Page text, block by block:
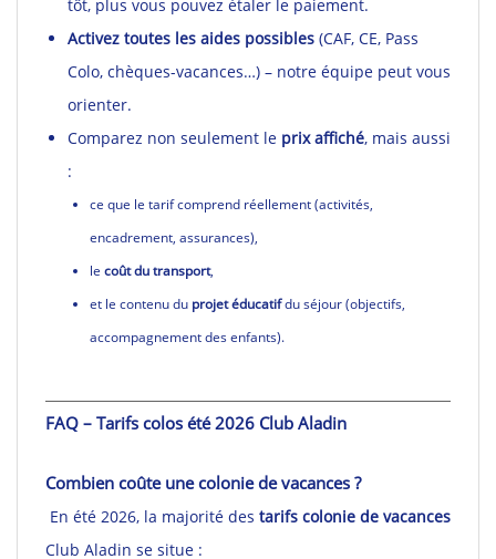
tôt, plus vous pouvez étaler le paiement.
Activez toutes les aides possibles (CAF, CE, Pass
Colo, chèques-vacances…) – notre équipe peut vous
orienter.
Comparez non seulement le prix affiché, mais aussi
:
ce que le tarif comprend réellement (activités,
encadrement, assurances),
le coût du transport,
et le contenu du projet éducatifdu séjour (objectifs,
accompagnement des enfants).
FAQ – Tarifs colos été 2026 Club Aladin
Combien coûte une colonie de vacances ?
En été 2026, la majorité des tarifs colonie de vacances
Club Aladin se situe :